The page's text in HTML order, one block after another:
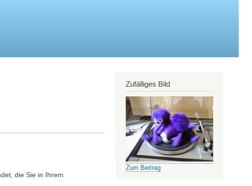
die Sie in Ihrem
Zufälliges Bild
Zum Beitrag